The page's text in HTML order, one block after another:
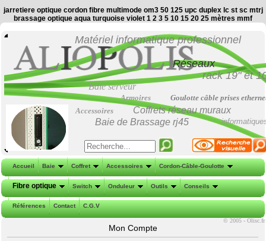
jarretiere optique cordon fibre multimode om3 50 125 upc duplex lc st sc mtrj
brassage optique aqua turquoise violet 1 2 3 5 10 15 20 25 mètres mmf
Matériel informatique professionnel
Réseaux
rack 19"et
Baie serveur
Armoires
Goulotte câble prises
Accessoires
Coffrets réseau muraux
Baie de Brassage rj45
Accueil Baie Coffret Accessoires Cordon-Câble-Goulotte
Fibre optique Switch Onduleur Outils Conseils
Références Contact C.G.V
© 2005 - Olisc.fr
Mon Compte